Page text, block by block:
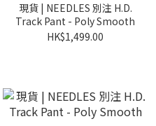
現貨 | NEEDLES 別注 H.D.
Track Pant - Poly Smooth
HK$1,499.00